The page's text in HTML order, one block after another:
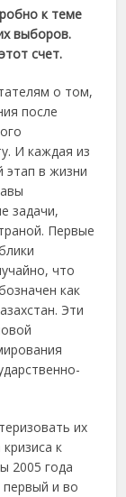
к теме
выборов.
счет.
о том,
после
И каждая из
этап в жизни
задачи,
Первые
что
как
Эти
их
к
2005 года
и во